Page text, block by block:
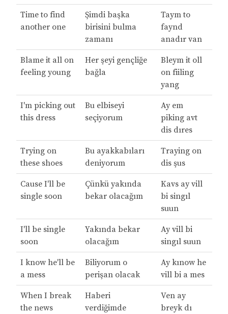
Time to find
another one
Şimdi başka
birisini bulma
zamanı
Taym to
faynd
anadır van
Blame it all on
feeling young
Her şeyi gençliğe
bağla
Bleym it oll
on fiiling
yang
I'm picking out
this dress
Bu elbiseyi
seçiyorum
Ay em
piking avt
dis dıres
Trying on
these shoes
Bu ayakkabıları
deniyorum
Traying on
dis şus
Cause I'll be
single soon
Çünkü yakında
bekar olacağım
Kavs ay vill
bi singıl
suun
I'll be single
soon
Yakında bekar
olacağım
Ay vill bi
singıl suun
I know he'll be
a mess
Biliyorum o
perişan olacak
Ay kınow he
vill bi a mes
When I break
the news
Haberi
verdiğimde
Ven ay
breyk dı